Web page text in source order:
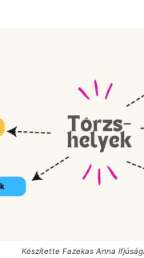
Készítette Fazekas Anna